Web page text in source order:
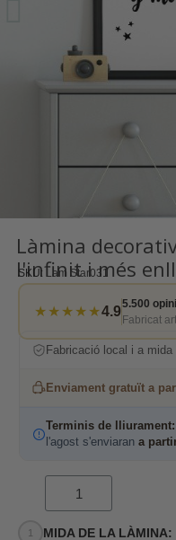
Làmina
l'infinit i més
SKU Lam Star031
★★★★★4.9
5.500
Fabricat
Fabricació local i a
Enviament gratuït a
Terminis de lliurament:
l'agost s'enviaran a
MIDA DE LA LÀMINA: